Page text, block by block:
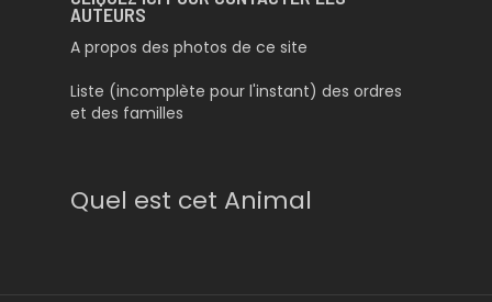
AUTEURS
A propos des photos de ce site
Liste (incomplète pour l'instant) des ordres
et des familles
Quel est cet Animal